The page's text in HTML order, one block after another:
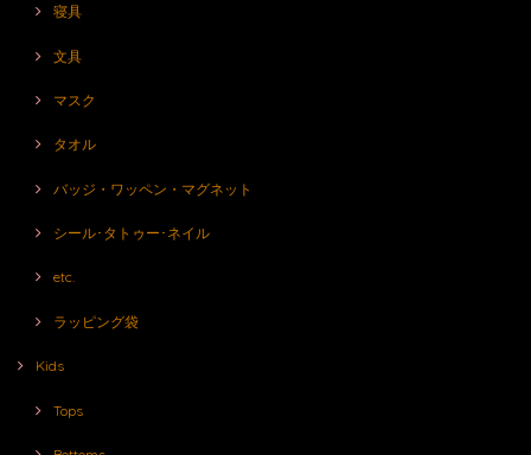
寝具
文具
マスク
タオル
バッジ・ワッペン・マグネット
シール･タトゥー･ネイル
etc.
ラッピング袋
Kids
Tops